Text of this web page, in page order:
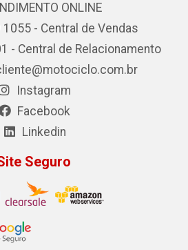
ONLINE
- Central de Vendas
- Central de Relacionamento
Instagram
Facebook
Linkedin
Seguro